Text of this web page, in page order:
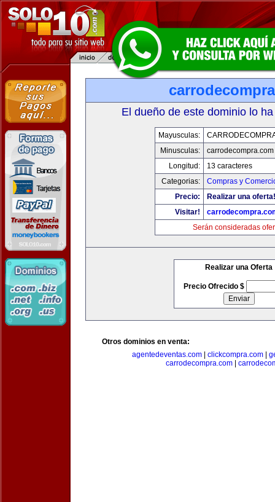
El dueño de este dominio lo
Mayusculas:
Minusculas:
carrodecompra.com
Longitud:
13 caracteres
Categorias:
Compras y
Precio:
Realizar una oferta!
Visitar!
Serán consideradas
Realizar una Oferta
Precio Ofrecido $
Otros dominios en venta:
agentedeventas.com| clickcompra.com|
carrodecompra.com|